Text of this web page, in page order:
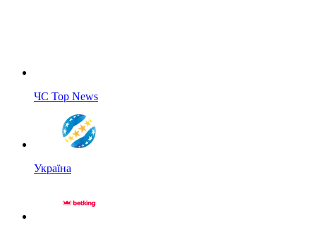
ЧС Top News
Україна